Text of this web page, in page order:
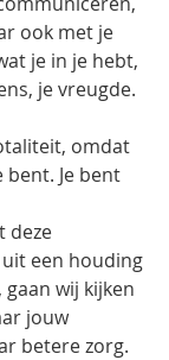
ook met je
je in je hebt,
je vreugde.
omdat
bent. Je bent
deze
een houding
wij kijken
jouw
betere zorg.